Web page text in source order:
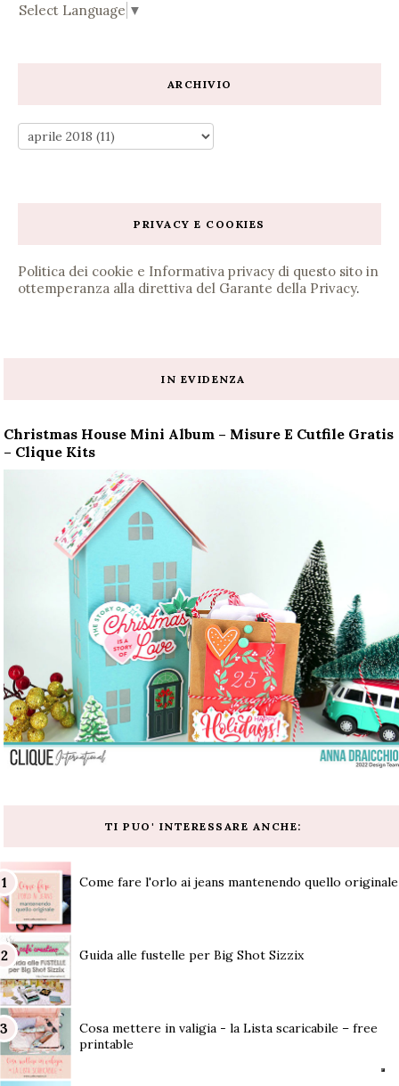
Select Language ▼
ARCHIVIO
PRIVACY E COOKIES
Politica dei cookie e Informativa privacy di questo sito in
ottemperanza alla direttiva del Garante della Privacy.
IN EVIDENZA
Christmas House Mini Album – Misure E Cutfile Gratis
– Clique Kits
TI PUO' INTERESSARE ANCHE:
Come fare l'orlo ai jeans mantenendo quello originale
Guida alle fustelle per Big Shot Sizzix
Cosa mettere in valigia - la Lista scaricabile – free
printable